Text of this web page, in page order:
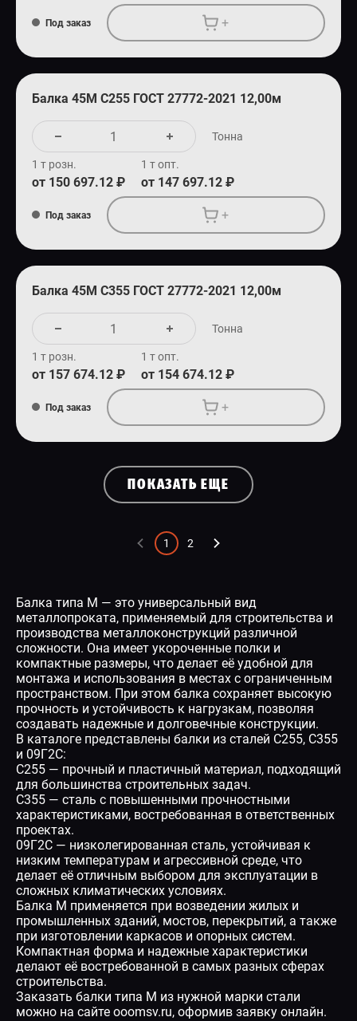
Под заказ +
Балка 45М С255 ГОСТ 27772-2021 12,00м
Тонна
1 т розн.
от 150 697.12 ₽
1 т опт.
от 147 697.12 ₽
Под заказ +
Балка 45М С355 ГОСТ 27772-2021 12,00м
Тонна
1 т розн.
от 157 674.12 ₽
1 т опт.
от 154 674.12 ₽
Под заказ +
ПОКАЗАТЬ ЕЩЕ
1 2
Балка типа М — это универсальный вид
металлопроката, применяемый для строительства и
производства металлоконструкций различной
сложности. Она имеет укороченные полки и
компактные размеры, что делает её удобной для
монтажа и использования в местах с ограниченным
пространством. При этом балка сохраняет высокую
прочность и устойчивость к нагрузкам, позволяя
создавать надежные и долговечные конструкции.
В каталоге представлены балки из сталей С255, С355
и 09Г2С:
С255 — прочный и пластичный материал, подходящий
для большинства строительных задач.
С355 — сталь с повышенными прочностными
характеристиками, востребованная в ответственных
проектах.
09Г2С — низколегированная сталь, устойчивая к
низким температурам и агрессивной среде, что
делает её отличным выбором для эксплуатации в
сложных климатических условиях.
Балка М применяется при возведении жилых и
промышленных зданий, мостов, перекрытий, а также
при изготовлении каркасов и опорных систем.
Компактная форма и надежные характеристики
делают её востребованной в самых разных сферах
строительства.
Заказать балки типа М из нужной марки стали
можно на сайте ooomsv.ru, оформив заявку онлайн.